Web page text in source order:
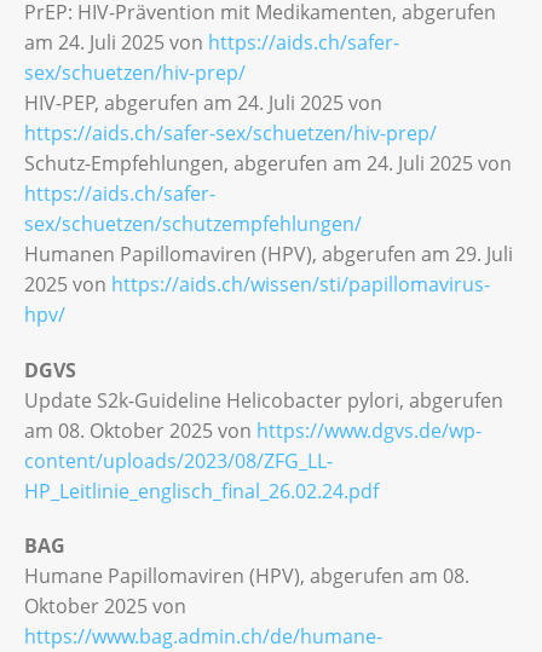
PrEP: HIV-Prävention mit Medikamenten, abgerufen
am 24. Juli 2025 von https://aids.ch/safer-
sex/schuetzen/hiv-prep/
HIV-PEP, abgerufen am 24. Juli 2025 von
https://aids.ch/safer-sex/schuetzen/hiv-prep/
Schutz-Empfehlungen, abgerufen am 24. Juli 2025 von
https://aids.ch/safer-
sex/schuetzen/schutzempfehlungen/
Humanen Papillomaviren (HPV), abgerufen am 29. Juli
2025 von https://aids.ch/wissen/sti/papillomavirus-
hpv/
DGVS
Update S2k-Guideline Helicobacter pylori, abgerufen
am 08. Oktober 2025 von https://www.dgvs.de/wp-
content/uploads/2023/08/ZFG_LL-
HP_Leitlinie_englisch_final_26.02.24.pdf
BAG
Humane Papillomaviren (HPV), abgerufen am 08.
Oktober 2025 von
https://www.bag.admin.ch/de/humane-